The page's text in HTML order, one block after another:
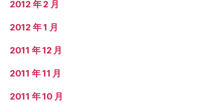
2012 年 2 月
2012 年 1 月
2011 年 12 月
2011 年 11 月
2011 年 10 月